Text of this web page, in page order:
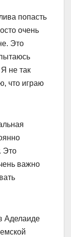
попасть
очень
Это
Я не так
что играю
Это
важно
Аделаиде